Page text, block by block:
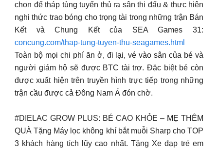
chọn để tháp tùng tuyển thủ ra sân thi đấu & thực hiện
nghi thức trao bóng cho trọng tài trong những trận Bán
Kết và Chung Kết của SEA Games 31:
concung.com/thap-tung-tuyen-thu-seagames.html
Toàn bộ mọi chi phí ăn ở, đi lại, vé vào sân của bé và
người giám hộ sẽ được BTC tài trợ. Đặc biệt bé còn
được xuất hiện trên truyền hình trực tiếp trong những
trận cầu được cả Đông Nam Á đón chờ.
#DIELAC GROW PLUS: BÉ CAO KHỎE – MẸ THÊM
QUÀ Tặng Máy lọc không khí bắt muỗi Sharp cho TOP
3 khách hàng tích lũy cao nhất. Tặng Xe đạp trẻ em